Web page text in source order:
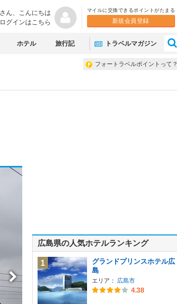
ん、
こんにちは
ログインはこちら
マイルに交換できるポイントがたまる
新規会員登録
ホテル 旅行記 トラベルマガジン
フォートラベルポイントって？
広島県の人気ホテルランキング
1
グランドプリンスホテル広
島
エリア： 広島市
4.38